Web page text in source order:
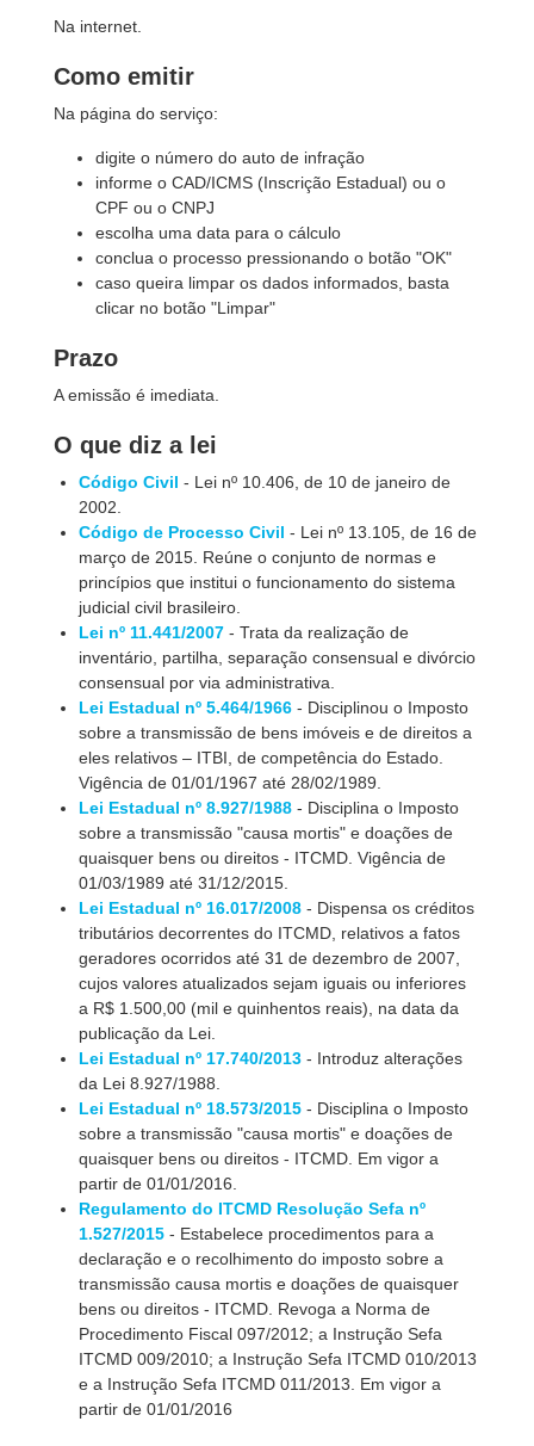
Na internet.
Como emitir
Na página do serviço:
digite o número do auto de infração
informe o CAD/ICMS (Inscrição Estadual) ou o
CPF ou o CNPJ
escolha uma data para o cálculo
conclua o processo pressionando o botão "OK"
caso queira limpar os dados informados, basta
clicar no botão "Limpar"
Prazo
A emissão é imediata.
O que diz a lei
Código Civil - Lei nº 10.406, de 10 de janeiro de
2002.
Código de Processo Civil - Lei nº 13.105, de 16 de
março de 2015. Reúne o conjunto de normas e
princípios que institui o funcionamento do sistema
judicial civil brasileiro.
Lei nº 11.441/2007 - Trata da realização de
inventário, partilha, separação consensual e divórcio
consensual por via administrativa.
Lei Estadual nº 5.464/1966 - Disciplinou o Imposto
sobre a transmissão de bens imóveis e de direitos a
eles relativos – ITBI, de competência do Estado.
Vigência de 01/01/1967 até 28/02/1989.
Lei Estadual nº 8.927/1988 - Disciplina o Imposto
sobre a transmissão "causa mortis" e doações de
quaisquer bens ou direitos - ITCMD. Vigência de
01/03/1989 até 31/12/2015.
Lei Estadual nº 16.017/2008 - Dispensa os créditos
tributários decorrentes do ITCMD, relativos a fatos
geradores ocorridos até 31 de dezembro de 2007,
cujos valores atualizados sejam iguais ou inferiores
a R$ 1.500,00 (mil e quinhentos reais), na data da
publicação da Lei.
Lei Estadual nº 17.740/2013 - Introduz alterações
da Lei 8.927/1988.
Lei Estadual nº 18.573/2015 - Disciplina o Imposto
sobre a transmissão "causa mortis" e doações de
quaisquer bens ou direitos - ITCMD. Em vigor a
partir de 01/01/2016.
Regulamento do ITCMD Resolução Sefa nº
1.527/2015 - Estabelece procedimentos para a
declaração e o recolhimento do imposto sobre a
transmissão causa mortis e doações de quaisquer
bens ou direitos - ITCMD. Revoga a Norma de
Procedimento Fiscal 097/2012; a Instrução Sefa
ITCMD 009/2010; a Instrução Sefa ITCMD 010/2013
e a Instrução Sefa ITCMD 011/2013. Em vigor a
partir de 01/01/2016